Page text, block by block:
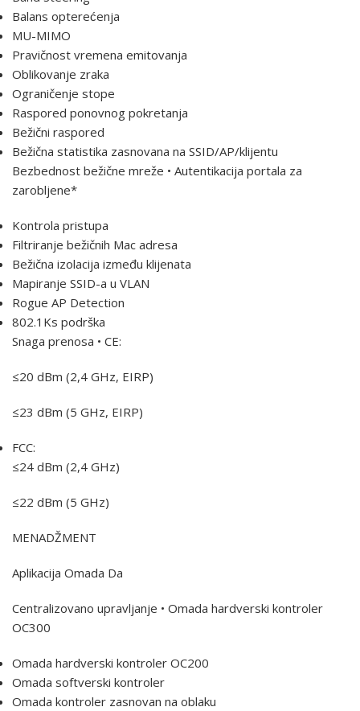
Balans opterećenja
MU-MIMO
Pravičnost vremena emitovanja
Oblikovanje zraka
Ograničenje stope
Raspored ponovnog pokretanja
Bežični raspored
Bežična statistika zasnovana na SSID/AP/klijentu
Bezbednost bežične mreže • Autentikacija portala za
zarobljene*
Kontrola pristupa
Filtriranje bežičnih Mac adresa
Bežična izolacija između klijenata
Mapiranje SSID-a u VLAN
Rogue AP Detection
802.1Ks podrška
Snaga prenosa • CE:
≤20 dBm (2,4 GHz, EIRP)
≤23 dBm (5 GHz, EIRP)
FCC:
≤24 dBm (2,4 GHz)
≤22 dBm (5 GHz)
MENADŽMENT
Aplikacija Omada Da
Centralizovano upravljanje • Omada hardverski kontroler
OC300
Omada hardverski kontroler OC200
Omada softverski kontroler
Omada kontroler zasnovan na oblaku